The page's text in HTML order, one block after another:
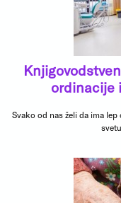
ordinacije
Svako od nas želi da ima